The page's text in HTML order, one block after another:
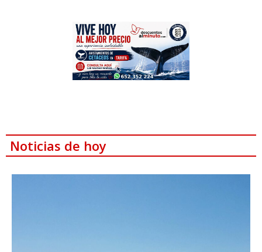
Noticias de hoy